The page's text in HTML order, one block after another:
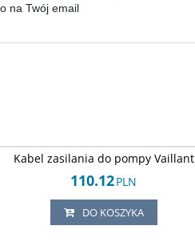
na Twój email
Kabel zasilania do pompy Vaillant
110.12PLN
DO KOSZYKA